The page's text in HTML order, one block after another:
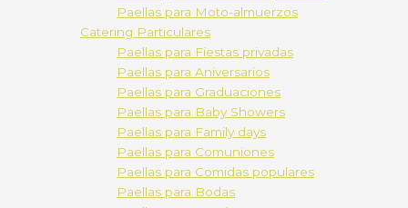
Paellas para Moto-almuerzos
Catering Particulares
Paellas para Fiestas privadas
Paellas para Aniversarios
Paellas para Graduaciones
Paellas para Baby Showers
Paellas para Family days
Paellas para Comuniones
Paellas para Comidas populares
Paellas para Bodas